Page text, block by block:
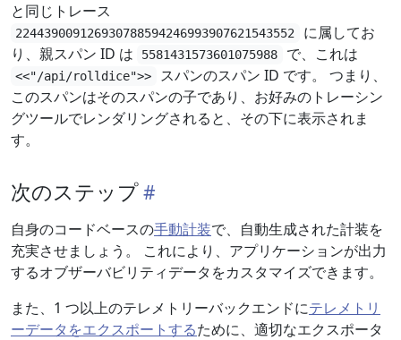
と同じトレース
224439009126930788594246993907621543552
に属してお
り、親スパン ID は
5581431573601075988 で、これは
<<"/api/rolldice">>
スパンのスパン ID です。 つまり、
このスパンはそのスパンの子であり、お好みのトレーシン
グツールでレンダリングされると、その下に表示されま
す。
次のステップ
自身のコードベースの手動計装で、自動生成された計装を
充実させましょう。 これにより、アプリケーションが出力
するオブザーバビリティデータをカスタマイズできます。
また、1 つ以上のテレメトリーバックエンドにテレメトリ
ーデータをエクスポートするために、適切なエクスポータ